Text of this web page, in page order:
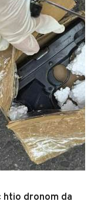
htio dronom da